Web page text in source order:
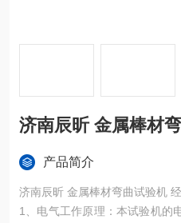
济南辰昕 金属棒材
产品简介
济南辰昕 金属棒材弯曲试验机
1、电气工作原理：本试验机的